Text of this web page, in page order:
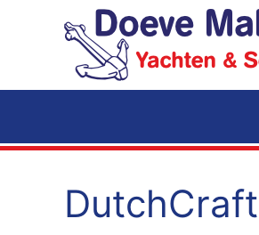
Zum Hauptinhalt springen
DutchCraft